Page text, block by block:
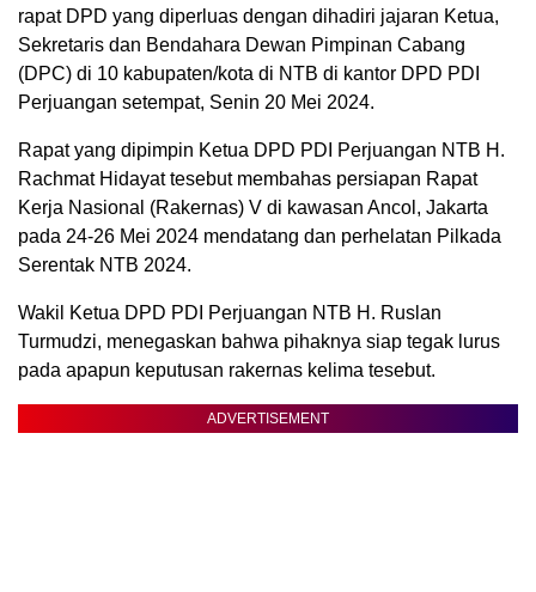
rapat DPD yang diperluas dengan dihadiri jajaran Ketua,
Sekretaris dan Bendahara Dewan Pimpinan Cabang
(DPC) di 10 kabupaten/kota di NTB di kantor DPD PDI
Perjuangan setempat, Senin 20 Mei 2024.
Rapat yang dipimpin Ketua DPD PDI Perjuangan NTB H.
Rachmat Hidayat tesebut membahas persiapan Rapat
Kerja Nasional (Rakernas) V di kawasan Ancol, Jakarta
pada 24-26 Mei 2024 mendatang dan perhelatan Pilkada
Serentak NTB 2024.
Wakil Ketua DPD PDI Perjuangan NTB H. Ruslan
Turmudzi, menegaskan bahwa pihaknya siap tegak lurus
pada apapun keputusan rakernas kelima tesebut.
ADVERTISEMENT